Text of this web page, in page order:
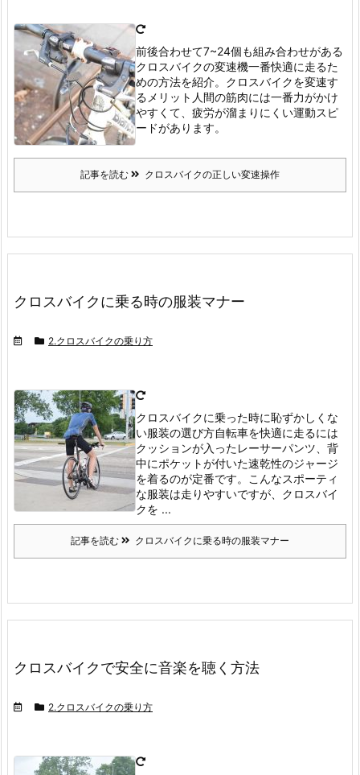
前後合わせて7~24個も組み合わせがある
クロスバイクの変速機一番快適に走るた
めの方法を紹介。 クロスバイクを変速す
るメリット 人間の筋肉には一番力がかけ
やすくて、疲労が溜まりにくい運動スピ
ードがあります。
記事を読む クロスバイクの正しい変速操作
クロスバイクに乗る時の服装マナー
2.クロスバイクの乗り方
クロスバイクに乗った時に恥ずかしくな
い服装の選び方自転車を快適に走るには
クッションが入ったレーサーパンツ、背
中にポケットが付いた速乾性のジャージ
を着るのが定番です。
こんなスポーティ
な服装は走りやすいですが、クロスバイ
クを ...
記事を読む クロスバイクに乗る時の服装マナー
クロスバイクで安全に音楽を聴く方法
2.クロスバイクの乗り方